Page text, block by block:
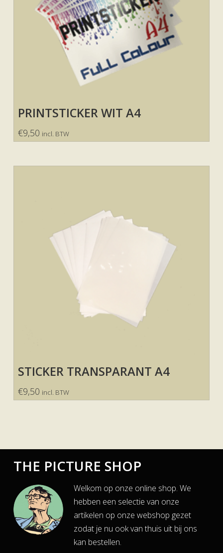
PRINTSTICKER WIT A4
€9,50 incl. BTW
STICKER TRANSPARANT A4
€9,50 incl. BTW
THE PICTURE SHOP
Welkom op onze online shop. We
hebben een selectie van onze
artikelen op onze webshop gezet
zodat je nu ook van thuis uit bij ons
kan bestellen.